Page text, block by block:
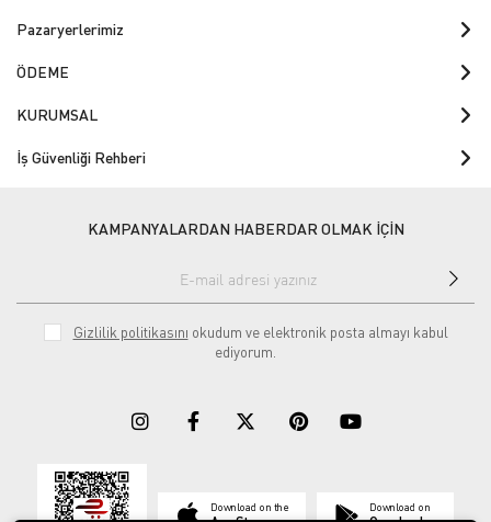
Pazaryerlerimiz
ÖDEME
KURUMSAL
İş Güvenliği Rehberi
KAMPANYALARDAN HABERDAR OLMAK İÇİN
Gizlilik politikasını okudum ve elektronik posta almayı kabul
ediyorum.
Download on the Download on